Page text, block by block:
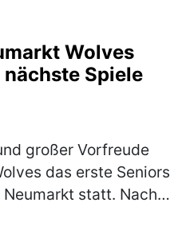
Wolves
Spiele
großer Vorfreude
das erste Seniors
statt. Nach